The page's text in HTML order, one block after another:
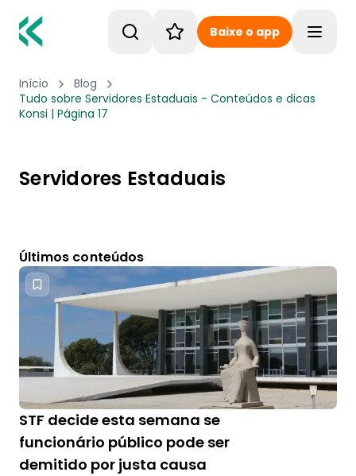
Baixe o app
Início
Blog
Tudo sobre Servidores Estaduais - Conteúdos e dicas
Konsi | Página 17
Servidores Estaduais
Últimos conteúdos
STF decide esta semana se
funcionário público pode ser
demitido por justa causa